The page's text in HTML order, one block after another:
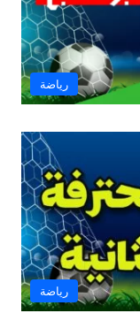
رياضة
رياضة